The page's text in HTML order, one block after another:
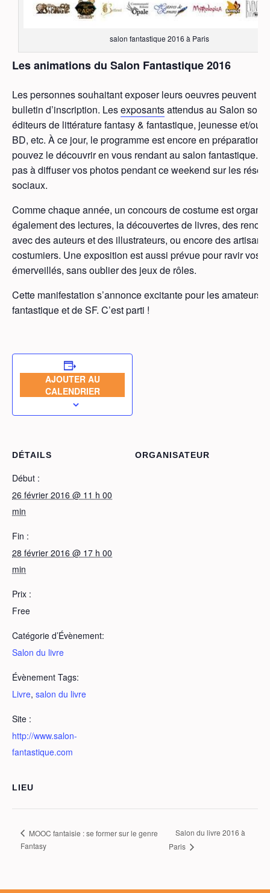
salon fantastique 2016 à Paris
Les animations du Salon Fantastique 2016
Les personnes souhaitant exposer leurs oeuvres peuvent
bulletin d’inscription. Lesexposantsattendus au Salon sont
éditeurs de littérature fantasy & fantastique, jeunesse et/ou
BD, etc. À ce jour, le programme est encore en préparation
pouvez le découvrir en vous rendant au salon fantastique.
pas à diffuser vos photos pendant ce weekend sur les
sociaux.
Comme chaque année, un concours de costume est
également des lectures, la découvertes de livres, des
avec des auteurs et des illustrateurs, ou encore des artisans
costumiers. Une exposition est aussi prévue pour ravir vos
émerveillés, sans oublier des jeux de rôles.
Cette manifestation s’annonce excitante pour les amateurs
fantastique et de SF. C’est parti !
AJOUTER AU
CALENDRIER
DÉTAILS
Début :
26 février 2016 @ 11 h 00
min
Fin :
28 février 2016 @ 17 h 00
min
Prix :
Free
Catégorie d’Évènement:
Salon du livre
Évènement Tags:
Livre, salon du livre
Site :
http://www.salon-
fantastique.com
ORGANISATEUR
LIEU
MOOC fantaisie : se former sur le genre
Fantasy
Salon du livre 2016 à
Paris